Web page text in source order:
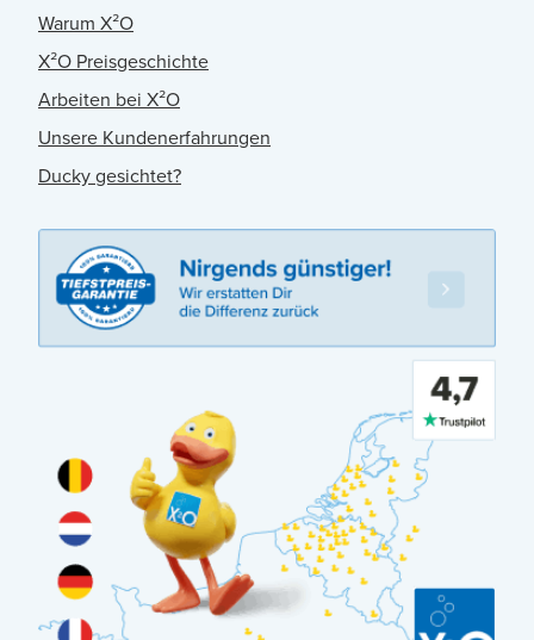
Warum X²O
X²O Preisgeschichte
Arbeiten bei X²O
Unsere Kundenerfahrungen
Ducky gesichtet?